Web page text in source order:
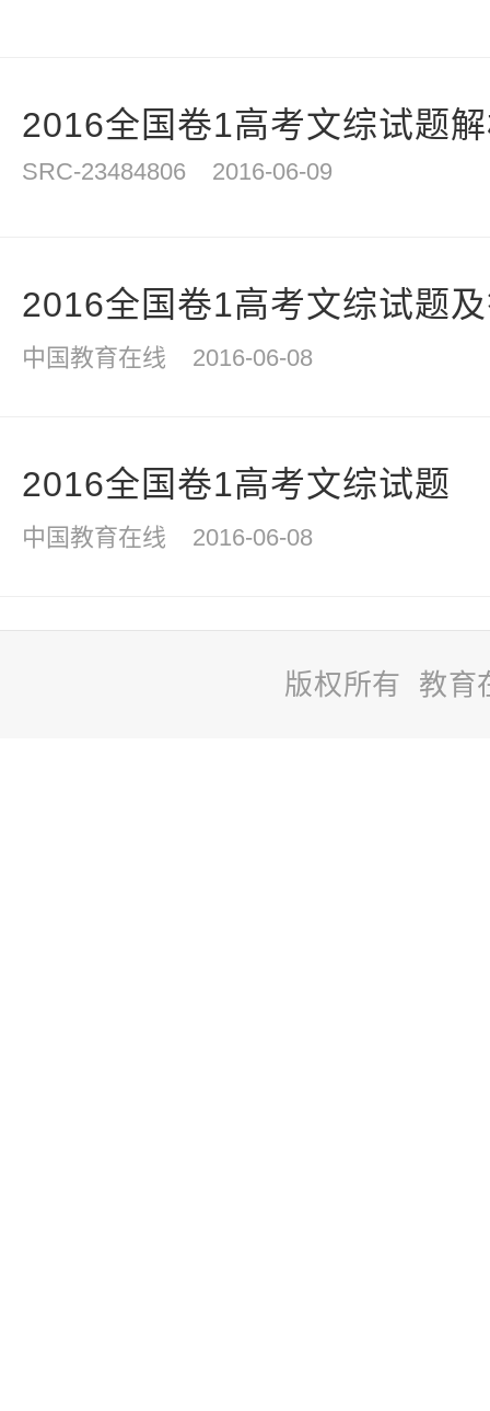
2016全国卷1高考文综试题
SRC-23484806 2016-06-09
2016全国卷1高考文综试题
中国教育在线 2016-06-08
2016全国卷1高考文综试题
中国教育在线 2016-06-08
版权所有 教育